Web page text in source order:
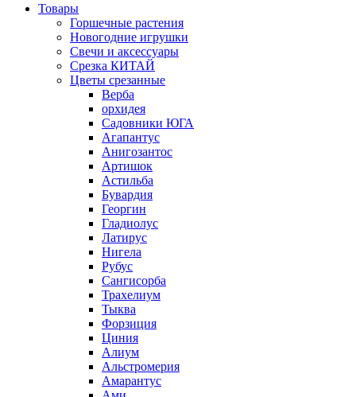
Товары
Горшечные растения
Новогодние игрушки
Свечи и аксессуары
Срезка КИТАЙ
Цветы срезанные
Верба
орхидея
Садовники ЮГА
Агапантус
Анигозантос
Артишок
Астильба
Бувардия
Георгин
Гладиолус
Латирус
Нигела
Рубус
Сангисорба
Трахелиум
Тыква
Форзиция
Циния
Алиум
Альстромерия
Амарантус